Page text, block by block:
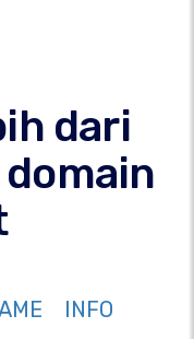
dari
INFO